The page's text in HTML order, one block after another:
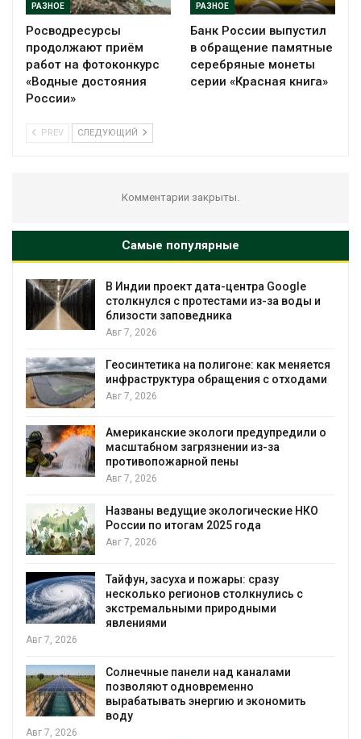
РАЗНОЕ
Росводресурсы
продолжают приём
работ на фотоконкурс
«Водные достояния
России»
РАЗНОЕ
Банк России выпустил
в обращение памятные
серебряные монеты
серии «Красная книга»
PREV СЛЕДУЮЩИЙ
Комментарии закрыты.
Самые популярные
В Индии проект дата-центра Google
столкнулся с протестами из-за воды и
близости заповедника
Авг 7, 2026
Геосинтетика на полигоне: как меняется
инфраструктура обращения с отходами
Авг 7, 2026
Американские экологи предупредили о
масштабном загрязнении из-за
противопожарной пены
Авг 7, 2026
Названы ведущие экологические НКО
России по итогам 2025 года
Авг 7, 2026
Тайфун, засуха и пожары: сразу
несколько регионов столкнулись с
экстремальными природными
явлениями
Авг 7, 2026
Солнечные панели над каналами
позволяют одновременно
вырабатывать энергию и экономить
воду
Авг 7, 2026